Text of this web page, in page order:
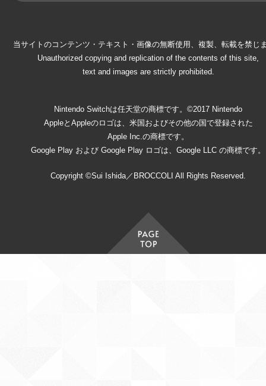
当サイトのコンテンツ・テキスト・画像の無断使用、複製、転載を禁じ
Unauthorized copying and replication of the contents of this site,
text and images are strictly prohibited.
Nintendo Switchは任天堂の商標です。©2017 Nintendo
AppleとAppleのロゴは、米国およびその他の国で登録された
Apple Inc.の商標です。
Google Play および Google Play ロゴは、Google LLC の商標です。
Copyright ©Sui Ishida／BROCCOLI All Rights Reserved.